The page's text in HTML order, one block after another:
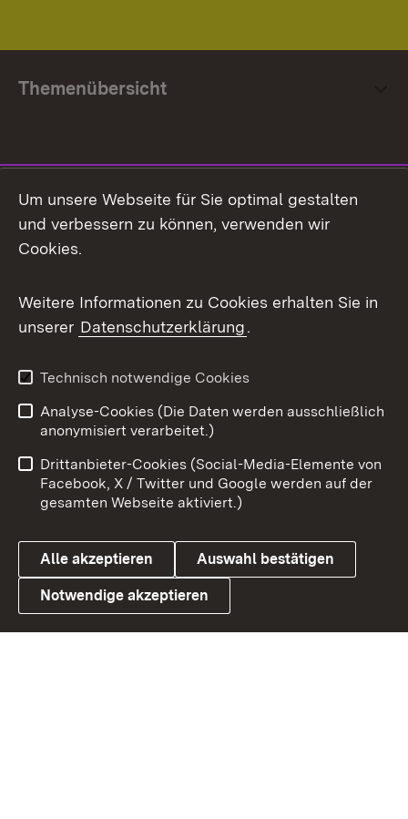
Themenübersicht
Facebook
X / Twitter
Youtube
Link zum Landesportal
Impressum
Kontakt
Barrierefreiheit
Datenschutz
Cookies
Um unsere Webseite für Sie optimal gestalten
und verbessern zu können, verwenden wir
Cookies.
Weitere Informationen zu Cookies erhalten Sie in
unserer Datenschutzerklärung.
Technisch notwendige Cookies
Analyse-Cookies (Die Daten werden ausschließlich
anonymisiert verarbeitet.)
Drittanbieter-Cookies (Social-Media-Elemente von
Facebook, X / Twitter und Google werden auf der
gesamten Webseite aktiviert.)
Alle akzeptieren Auswahl bestätigen
Notwendige akzeptieren